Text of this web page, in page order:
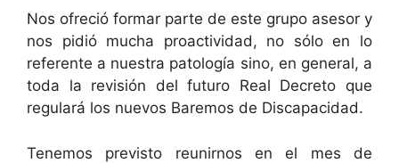
Nos ofreció formar parte de este grupo asesor y
nos pidió mucha proactividad, no sólo en lo
referente a nuestra patología sino, en general, a
toda la revisión del futuro Real Decreto que
regulará los nuevos Baremos de Discapacidad.
Tenemos previsto reunirnos en el mes de